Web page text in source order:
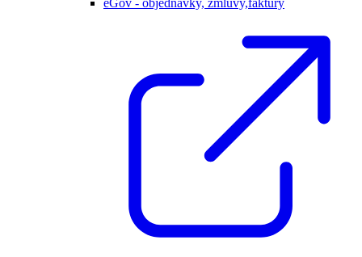
eGov - objednávky, zmluvy,faktúry